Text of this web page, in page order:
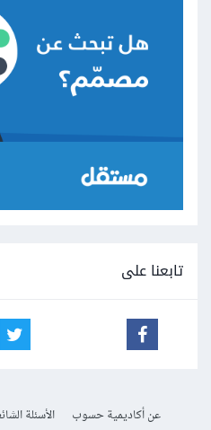
تابعنا على
عن أكاديمية حسوب الأسئلة